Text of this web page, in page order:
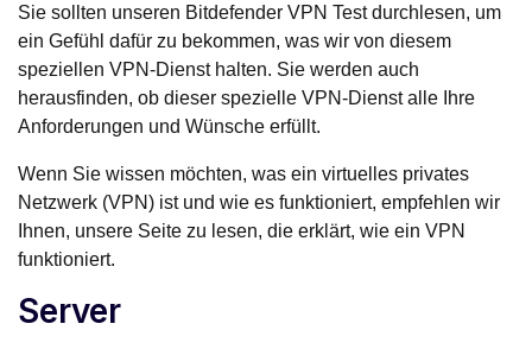
Sie sollten unseren Bitdefender VPN Test durchlesen, um
ein Gefühl dafür zu bekommen, was wir von diesem
speziellen VPN-Dienst halten. Sie werden auch
herausfinden, ob dieser spezielle VPN-Dienst alle Ihre
Anforderungen und Wünsche erfüllt.
Wenn Sie wissen möchten, was ein virtuelles privates
Netzwerk (VPN) ist und wie es funktioniert, empfehlen wir
Ihnen, unsere Seite zu lesen, die erklärt, wie ein VPN
funktioniert.
Server